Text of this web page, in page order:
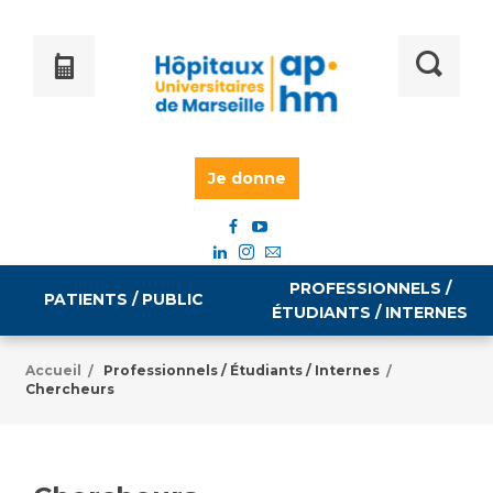
Je donne
PATIENTS / PUBLIC
PROFESSIONNELS /
ÉTUDIANTS / INTERNES
Emploi / formation
Accueil / Professionnels / Étudiants / Internes /
Chercheurs